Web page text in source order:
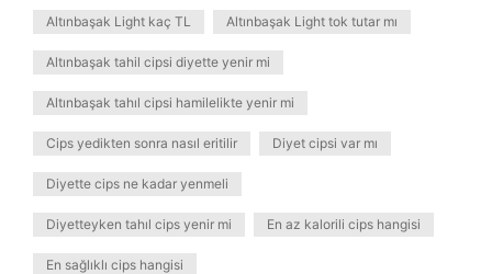
Altınbaşak Light kaç TL Altınbaşak Light tok tutar mı
Altınbaşak tahil cipsi diyette yenir mi
Altınbaşak tahıl cipsi hamilelikte yenir mi
Cips yedikten sonra nasıl eritilir Diyet cipsi var mı
Diyette cips ne kadar yenmeli
Diyetteyken tahıl cips yenir mi En az kalorili cips hangisi
En sağlıklı cips hangisi